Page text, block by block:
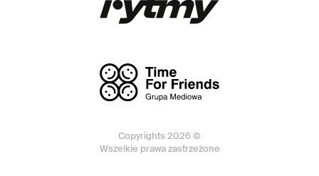
Copyrights 2026 ©
Wszelkie prawa zastrzeżone